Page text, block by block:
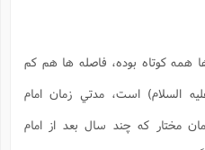
همه کوتاه بوده، فاصله ها هم کم
السلام) است، مدتي زمان امام
مختار که چند سال بعد از امام